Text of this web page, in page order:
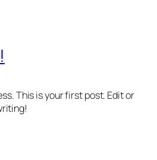
This is your first post. Edit or